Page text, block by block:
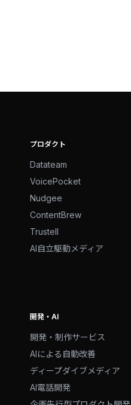
プロダクト
Datateam
VoicePocket
Nudgee
ContentBrew
Trustell
AI自立駆動メディア
開発・AI
開発・制作サービス
AIによる自動改善
ディープダイブメディア
AI電話開発